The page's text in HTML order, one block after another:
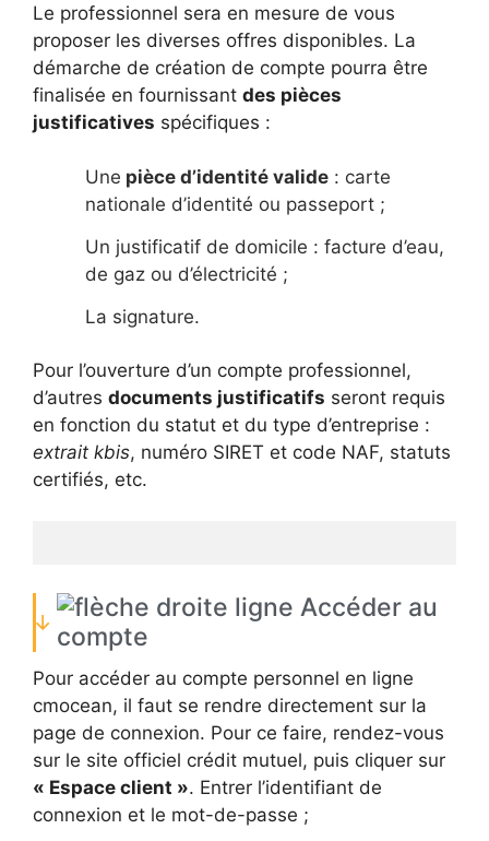
Le professionnel sera en mesure de vous
proposer les diverses offres disponibles. La
démarche de création de compte pourra être
finalisée en fournissant des pièces
justificatives spécifiques :
Une pièce d’identité valide : carte
nationale d’identité ou passeport ;
Un justificatif de domicile : facture d’eau,
de gaz ou d’électricité ;
La signature.
Pour l’ouverture d’un compte professionnel,
d’autres documents justificatifs seront requis
en fonction du statut et du type d’entreprise :
extrait kbis, numéro SIRET et code NAF, statuts
certifiés, etc.
Accéder au
compte
Pour accéder au compte personnel en ligne
cmocean, il faut se rendre directement sur la
page de connexion. Pour ce faire, rendez-vous
sur le site officiel crédit mutuel, puis cliquer sur
« Espace client ». Entrer l’identifiant de
connexion et le mot-de-passe ;